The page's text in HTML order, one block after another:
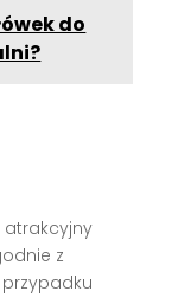
do
atrakcyjny
z